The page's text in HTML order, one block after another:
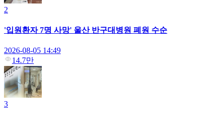
2
'입원환자 7명 사망' 울산 반구대병원 폐원 수순
2026-08-05 14:49
14.7만
3